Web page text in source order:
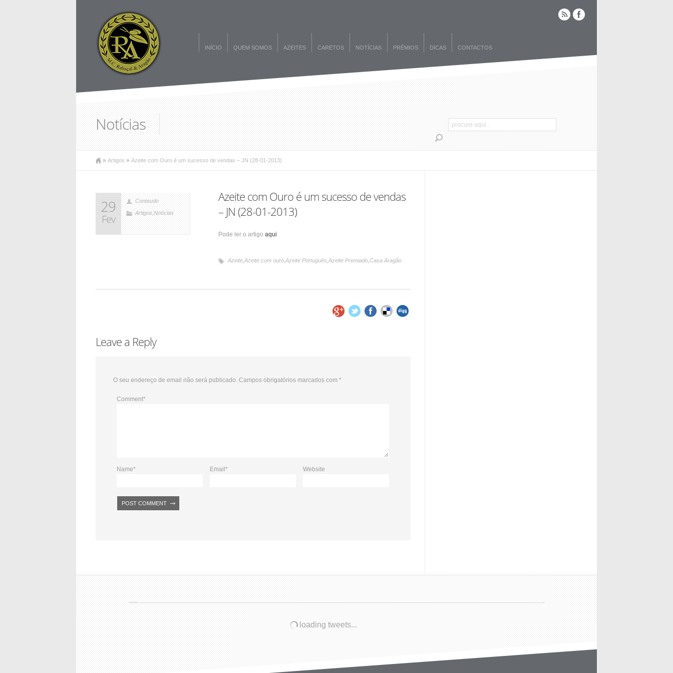
INÍCIO QUEM SOMOS AZEITES CARETOS NOTÍCIAS PRÉMIOS DICAS CONTACTOS
Notícias
» Artigos » Azeite com Ouro é um sucesso de vendas – JN (28-01-2013)
29
Fev
Conteudo
Artigos Notícias
Azeite com Ouro é um sucesso de vendas
– JN (28-01-2013)
Pode ler o artigo aqui
Azeite Azeite com ouro Azeite Português Azeite Premiado Casa Aragão
Leave a Reply
O seu endereço de email não será publicado. Campos obrigatórios marcados com *
Comment*
Name* Email * Website
loading tweets...